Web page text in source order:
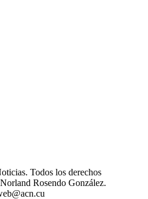
Todos los derechos
Norland Rosendo González.